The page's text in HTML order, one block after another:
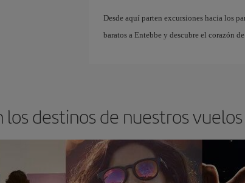
Desde aquí parten excursiones hacia los
baratos a Entebbe y descubre el corazón
los destinos de nuestros